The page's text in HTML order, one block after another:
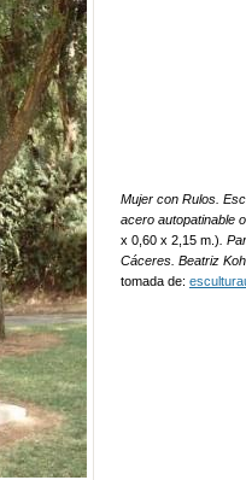
Mujer con Rulos.
acero autopatinable
x 0,60 x 2,15 m.) .
Cáceres. Beatriz
tomada de: